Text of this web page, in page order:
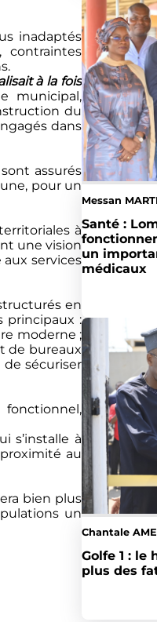
inadaptés
contraintes
à la fois
municipal,
du
dans
assurés
pour un
à
une vision
services
en
principaux :
moderne ;
de bureaux
sécuriser
s’installe à
au
bien plus
un
Messan
Santé :
un
médicaux
Chantale
Golfe 1 : le
plus des